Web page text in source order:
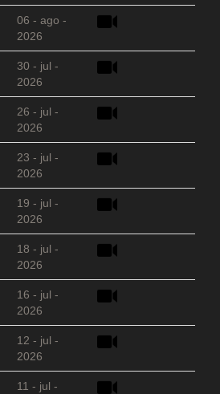
06 - ago -
2026
30 - jul -
2026
26 - jul -
2026
23 - jul -
2026
19 - jul -
2026
18 - jul -
2026
16 - jul -
2026
12 - jul -
2026
11 - jul -